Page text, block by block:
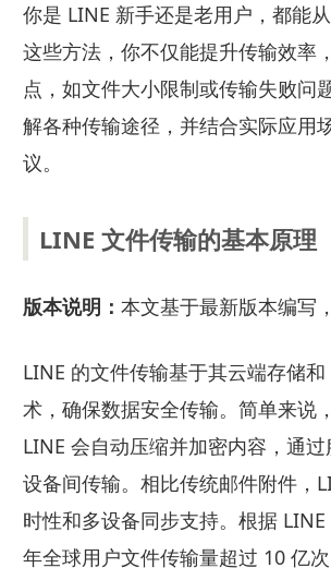
你是 LINE 新手还是老用户，都能
这些方法，你不仅能提升传输效率
点，如文件大小限制或传输失败问
解各种传输途径，并结合实际应用
议。
LINE 文件传输的基本原理
版本说明： 本文基于最新版本编写
LINE 的文件传输基于其云端存储
术，确保数据安全传输。简单来说
LINE 会自动压缩并加密内容，通
设备间传输。相比传统邮件附件，
时性和多设备同步支持。根据
年全球用户文件传输量超过 10 亿